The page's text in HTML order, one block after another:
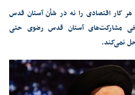
هر کار اقتصادی را نه در شأن آستان قدس
مشارکت‌های آستان قدس رضوی حتی
نمی‌کند.